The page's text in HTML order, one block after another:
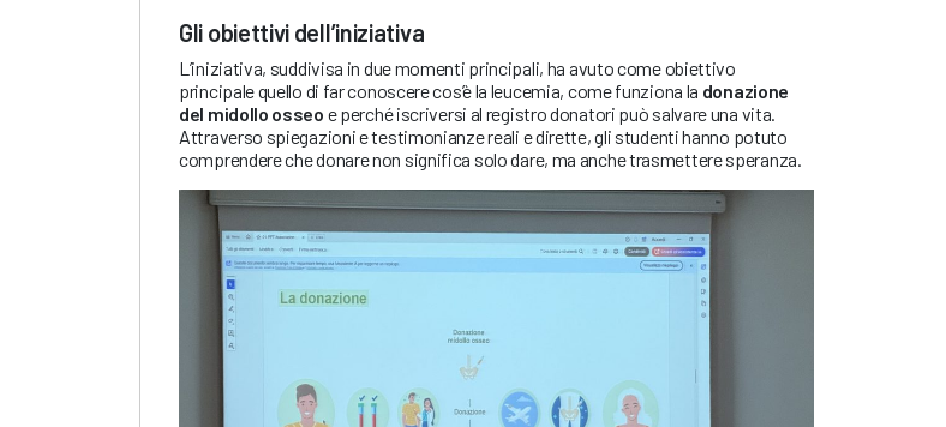
Gli obiettivi dell’iniziativa
L’iniziativa, suddivisa in due momenti principali, ha avuto come obiettivo
principale quello di far conoscere cos’è la leucemia, come funziona la donazione
del midollo osseo e perché iscriversi al registro donatori può salvare una vita.
Attraverso spiegazioni e testimonianze reali e dirette, gli studenti hanno potuto
comprendere che donare non significa solo dare, ma anche trasmettere speranza.